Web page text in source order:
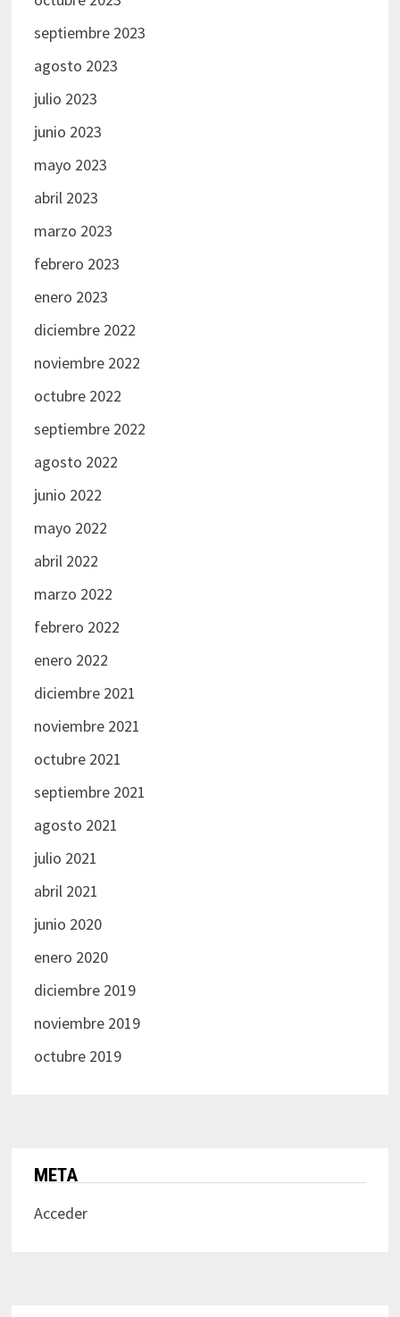
septiembre 2023
agosto 2023
julio 2023
junio 2023
mayo 2023
abril 2023
marzo 2023
febrero 2023
enero 2023
diciembre 2022
noviembre 2022
octubre 2022
septiembre 2022
agosto 2022
junio 2022
mayo 2022
abril 2022
marzo 2022
febrero 2022
enero 2022
diciembre 2021
noviembre 2021
octubre 2021
septiembre 2021
agosto 2021
julio 2021
abril 2021
junio 2020
enero 2020
diciembre 2019
noviembre 2019
octubre 2019
META
Acceder